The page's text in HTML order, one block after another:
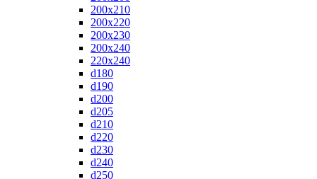
200x210
200x220
200x230
200x240
220x240
d180
d190
d200
d205
d210
d220
d230
d240
d250